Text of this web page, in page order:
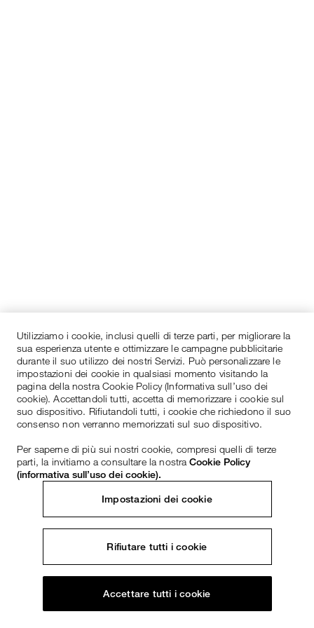
Utilizziamo i cookie, inclusi quelli di terze parti, per migliorare la
sua esperienza utente e ottimizzare le campagne pubblicitarie
durante il suo utilizzo dei nostri Servizi. Può personalizzare le
impostazioni dei cookie in qualsiasi momento visitando la
pagina della nostra Cookie Policy (Informativa sull’uso dei
cookie). Accettandoli tutti, accetta di memorizzare i cookie sul
suo dispositivo. Rifiutandoli tutti, i cookie che richiedono il suo
consenso non verranno memorizzati sul suo dispositivo.
Per saperne di più sui nostri cookie, compresi quelli di terze
parti, la invitiamo a consultare la nostraCookie Policy
(informativa sull’uso dei cookie).
Impostazioni dei cookie
Rifiutare tutti i cookie
Accettare tutti i cookie